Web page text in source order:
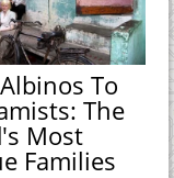
To
The
Most
Families